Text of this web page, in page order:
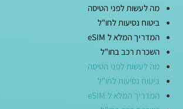
מה לעשות לפני הטיסה
ביטוח נסיעות לחו"ל
המדריך המלא ל eSIM
השכרת רכב בחו"ל
מה לעשות לפני הטיסה
ביטוח נסיעות לחו"ל
המדריך המלא ל eSIM